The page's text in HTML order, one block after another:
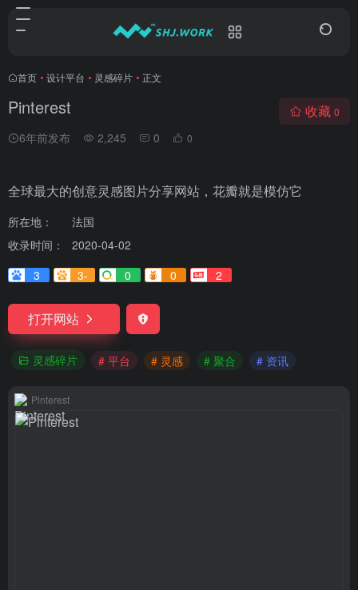
首页 • 设计平台 • 灵感碎片 • 正文
Pinterest
6年前发布 2,245 0 0
收藏 0
全球最大的创意灵感图片分享网站，花瓣就是模仿它
所在地：
法国
收录时间：
2020-04-02
3
3- 0 0 2
打开网站
灵感碎片 # 平台 # 灵感 # 聚合 # 资讯
Pinterest